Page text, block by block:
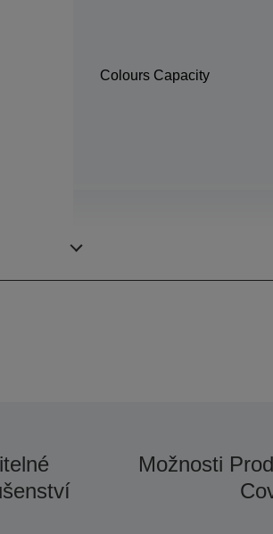
Colours Capacity
Možnosti